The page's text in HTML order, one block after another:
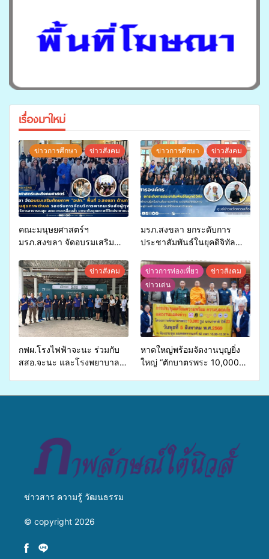
เรื่องมาใหม่
ข่าวการศึกษา ข่าวสังคม
คณะมนุษยศาสตร์ฯ
มรภ.สงขลา จัดอบรมเสริม
จ่ายงบกองทุนสุขภาพตำบล
รองรับการจัดบริการพาหนะรับ
ส่งผู้ทุพพลภาพเพื่อเข้ารับ
บริการสาธารณสุข ลดความ
เหลื่อมล้ำ ยกระดับคุณภาพ
ชีวิตประชาชนอย่างยั่งยืน
ข่าวการศึกษา ข่าวสังคม
มรภ.สงขลา ยกระดับการ
ประชาสัมพันธ์ในยุคดิจิทัล
ข่ายสื่อสารองค์กร ระดมสมอง
วางแนวทางการทำงาน ปูทาง
สู่การสร้างภาพลักษณ์ที่ดีของ
มหาวิทยาลัย
ข่าวสังคม
กฟผ.โรงไฟฟ้าจะนะ ร่วมกับ
สสอ.จะนะ และโรงพยาบาล
ข่าวการท่องเที่ยว
ข่าวสังคม
ข่าวเด่น
หาดใหญ่พร้อมจัดงานบุญยิ่ง
ใหญ่ “ตักบาตรพระ 10,000
ข่าวสาร ความรู้ วัฒนธรรม
© copyright 2026